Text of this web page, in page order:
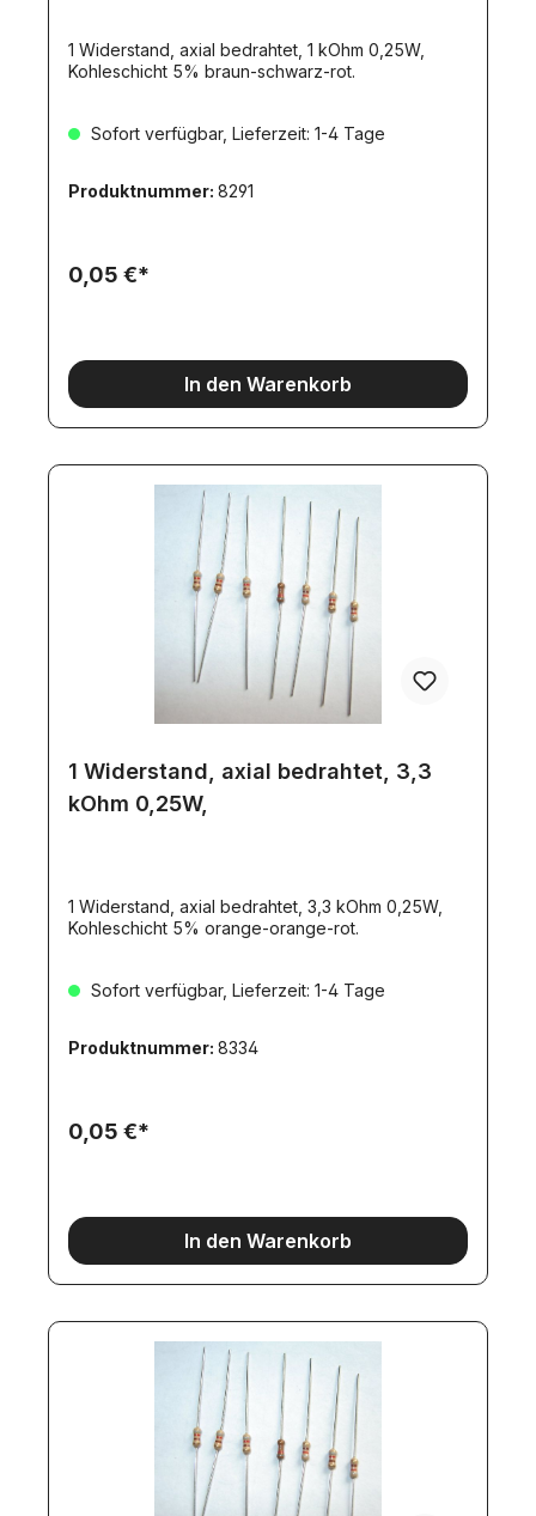
1 Widerstand, axial bedrahtet, 1 kOhm 0,25W,
Kohleschicht 5% braun-schwarz-rot.
Sofort verfügbar, Lieferzeit: 1-4 Tage
Produktnummer: 8291
0,05 €*
In den Warenkorb
1 Widerstand, axial bedrahtet, 3,3
kOhm 0,25W,
1 Widerstand, axial bedrahtet, 3,3 kOhm 0,25W,
Kohleschicht 5% orange-orange-rot.
Sofort verfügbar, Lieferzeit: 1-4 Tage
Produktnummer: 8334
0,05 €*
In den Warenkorb